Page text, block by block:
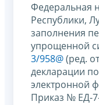
Федеральная
Республики,
заполнения
упрощенной
3/958@(ред.
декларации
электронной
Приказ № ЕД-